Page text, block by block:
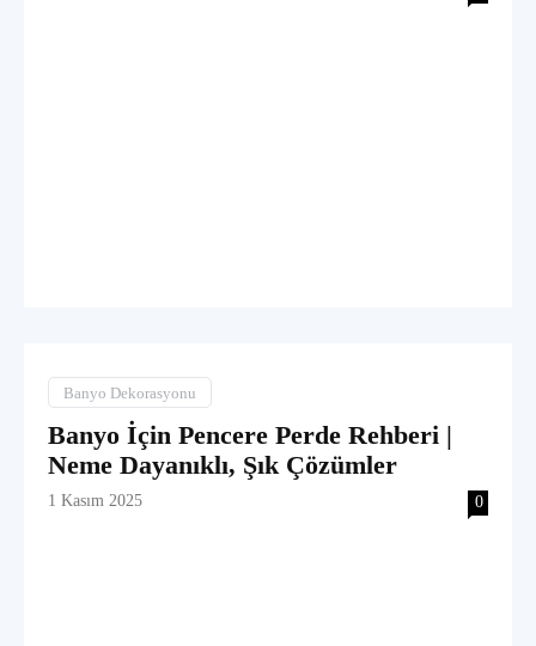
Banyo Dekorasyonu
Banyo İçin Pencere Perde Rehberi |
Neme Dayanıklı, Şık Çözümler
1 Kasım 2025 0